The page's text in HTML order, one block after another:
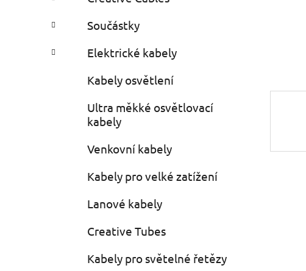
n
n
p
Součástky
Elektrické kabely
Kabely osvětlení
Ultra měkké osvětlovací
kabely
Venkovní kabely
Kabely pro velké zatížení
Lanové kabely
Creative Tubes
Kabely pro světelné řetězy